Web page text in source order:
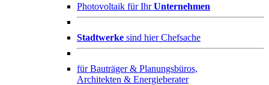
Photovoltaik für IhrUnternehmen
Stadtwerke sind hier Chefsache
fürBauträger & Planungsbüros,
Architekten & Energieberater